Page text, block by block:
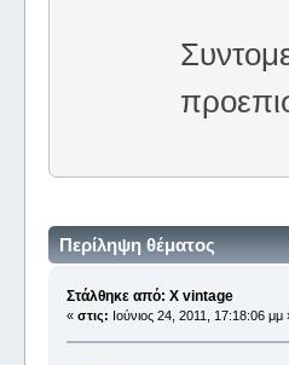
Περίληψη θέματος
Στάλθηκε από: X vintage
« στις: Ιούνιος 24, 2011, 17:18:06 μμ